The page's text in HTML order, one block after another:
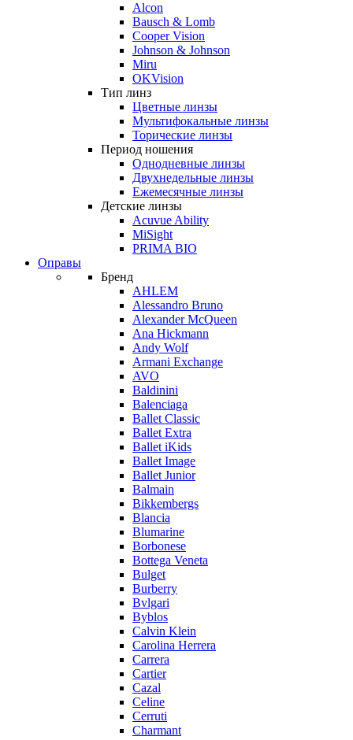
Alcon
Bausch & Lomb
Cooper Vision
Johnson & Johnson
Miru
OKVision
Тип линз
Цветные линзы
Мультифокальные линзы
Торические линзы
Период ношения
Однодневные линзы
Двухнедельные линзы
Ежемесячные линзы
Детские линзы
Acuvue Ability
MiSight
PRIMA BIO
Оправы
Бренд
AHLEM
Alessandro Bruno
Alexander McQueen
Ana Hickmann
Andy Wolf
Armani Exchange
AVO
Baldinini
Balenciaga
Ballet Classic
Ballet Extra
Ballet iKids
Ballet Image
Ballet Junior
Balmain
Bikkembergs
Blancia
Blumarine
Borbonese
Bottega Veneta
Bulget
Burberry
Bvlgari
Byblos
Calvin Klein
Carolina Herrera
Carrera
Cartier
Cazal
Celine
Cerruti
Charmant